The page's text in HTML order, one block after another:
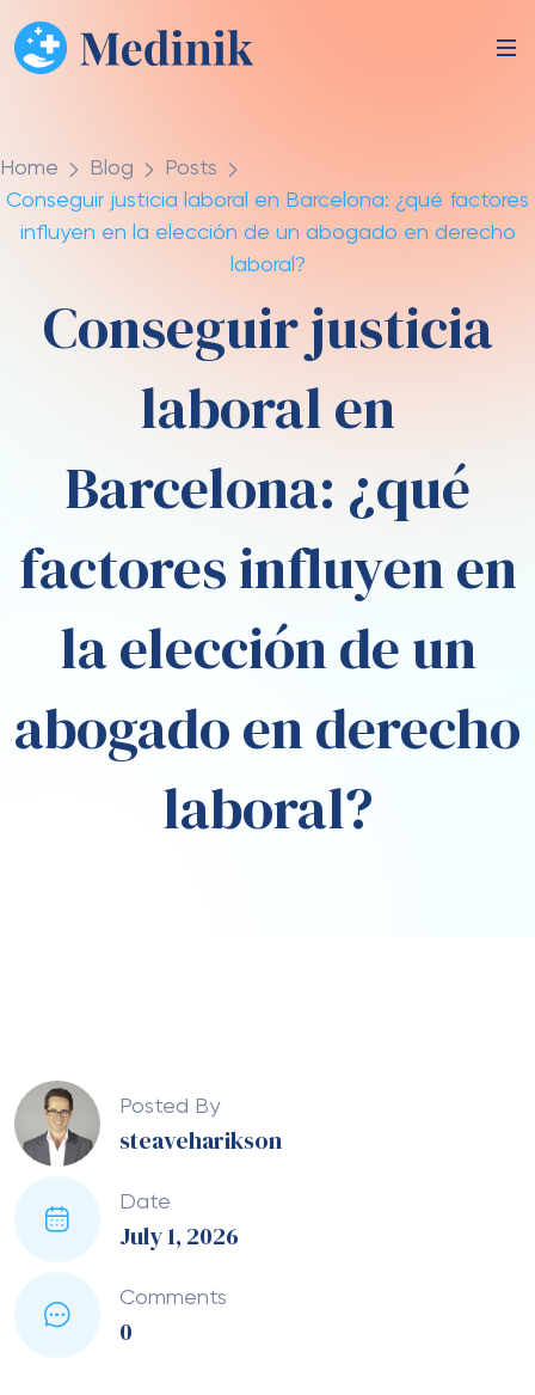
Home Blog
Posts
Conseguir justicia laboral en Barcelona: ¿qué factores
influyen en la elección de un abogado en derecho
laboral?
Conseguir justicia
laboral en
Barcelona: ¿qué
factores influyen en
la elección de un
abogado en derecho
laboral?
Posted By
steaveharikson
Date
July 1, 2026
Comments
0